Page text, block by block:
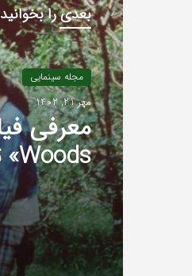
بعدی را بخوانید
مجله سینمایی
مهر 21, 1402
Woods» تنها در جنگل